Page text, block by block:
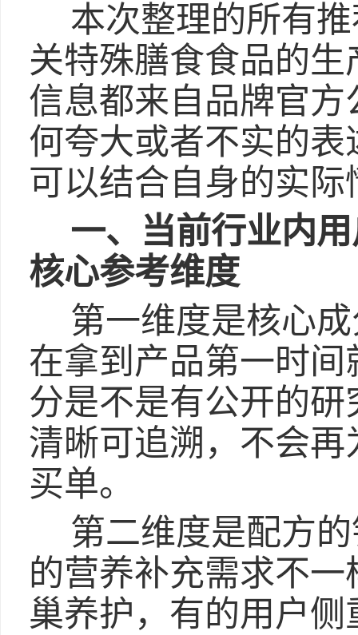
本次整理的所有
关特殊膳食食品的
信息都来自品牌官
何夸大或者不实的
可以结合自身的实
一、当前行业内
核心参考维度
第一维度是核心
在拿到产品第一时
分是不是有公开的
清晰可追溯，不会再
买单。
第二维度是配方
的营养补充需求不
巢养护，有的用户